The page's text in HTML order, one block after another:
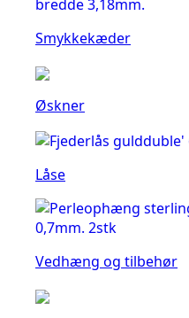
Smykkekæder
Øskner
Låse
Vedhæng og tilbehør